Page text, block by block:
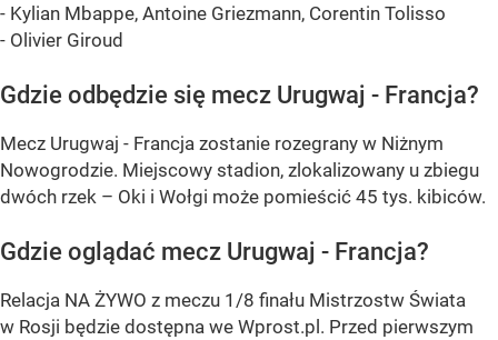
- Kylian Mbappe, Antoine Griezmann, Corentin Tolisso
- Olivier Giroud
Gdzie odbędzie się mecz Urugwaj - Francja?
Mecz Urugwaj - Francja zostanie rozegrany w Niżnym
Nowogrodzie. Miejscowy stadion, zlokalizowany u zbiegu
dwóch rzek – Oki i Wołgi może pomieścić 45 tys. kibiców.
Gdzie oglądać mecz Urugwaj - Francja?
Relacja NA ŻYWO z meczu 1/8 finału Mistrzostw Świata
w Rosji będzie dostępna we Wprost.pl. Przed pierwszym